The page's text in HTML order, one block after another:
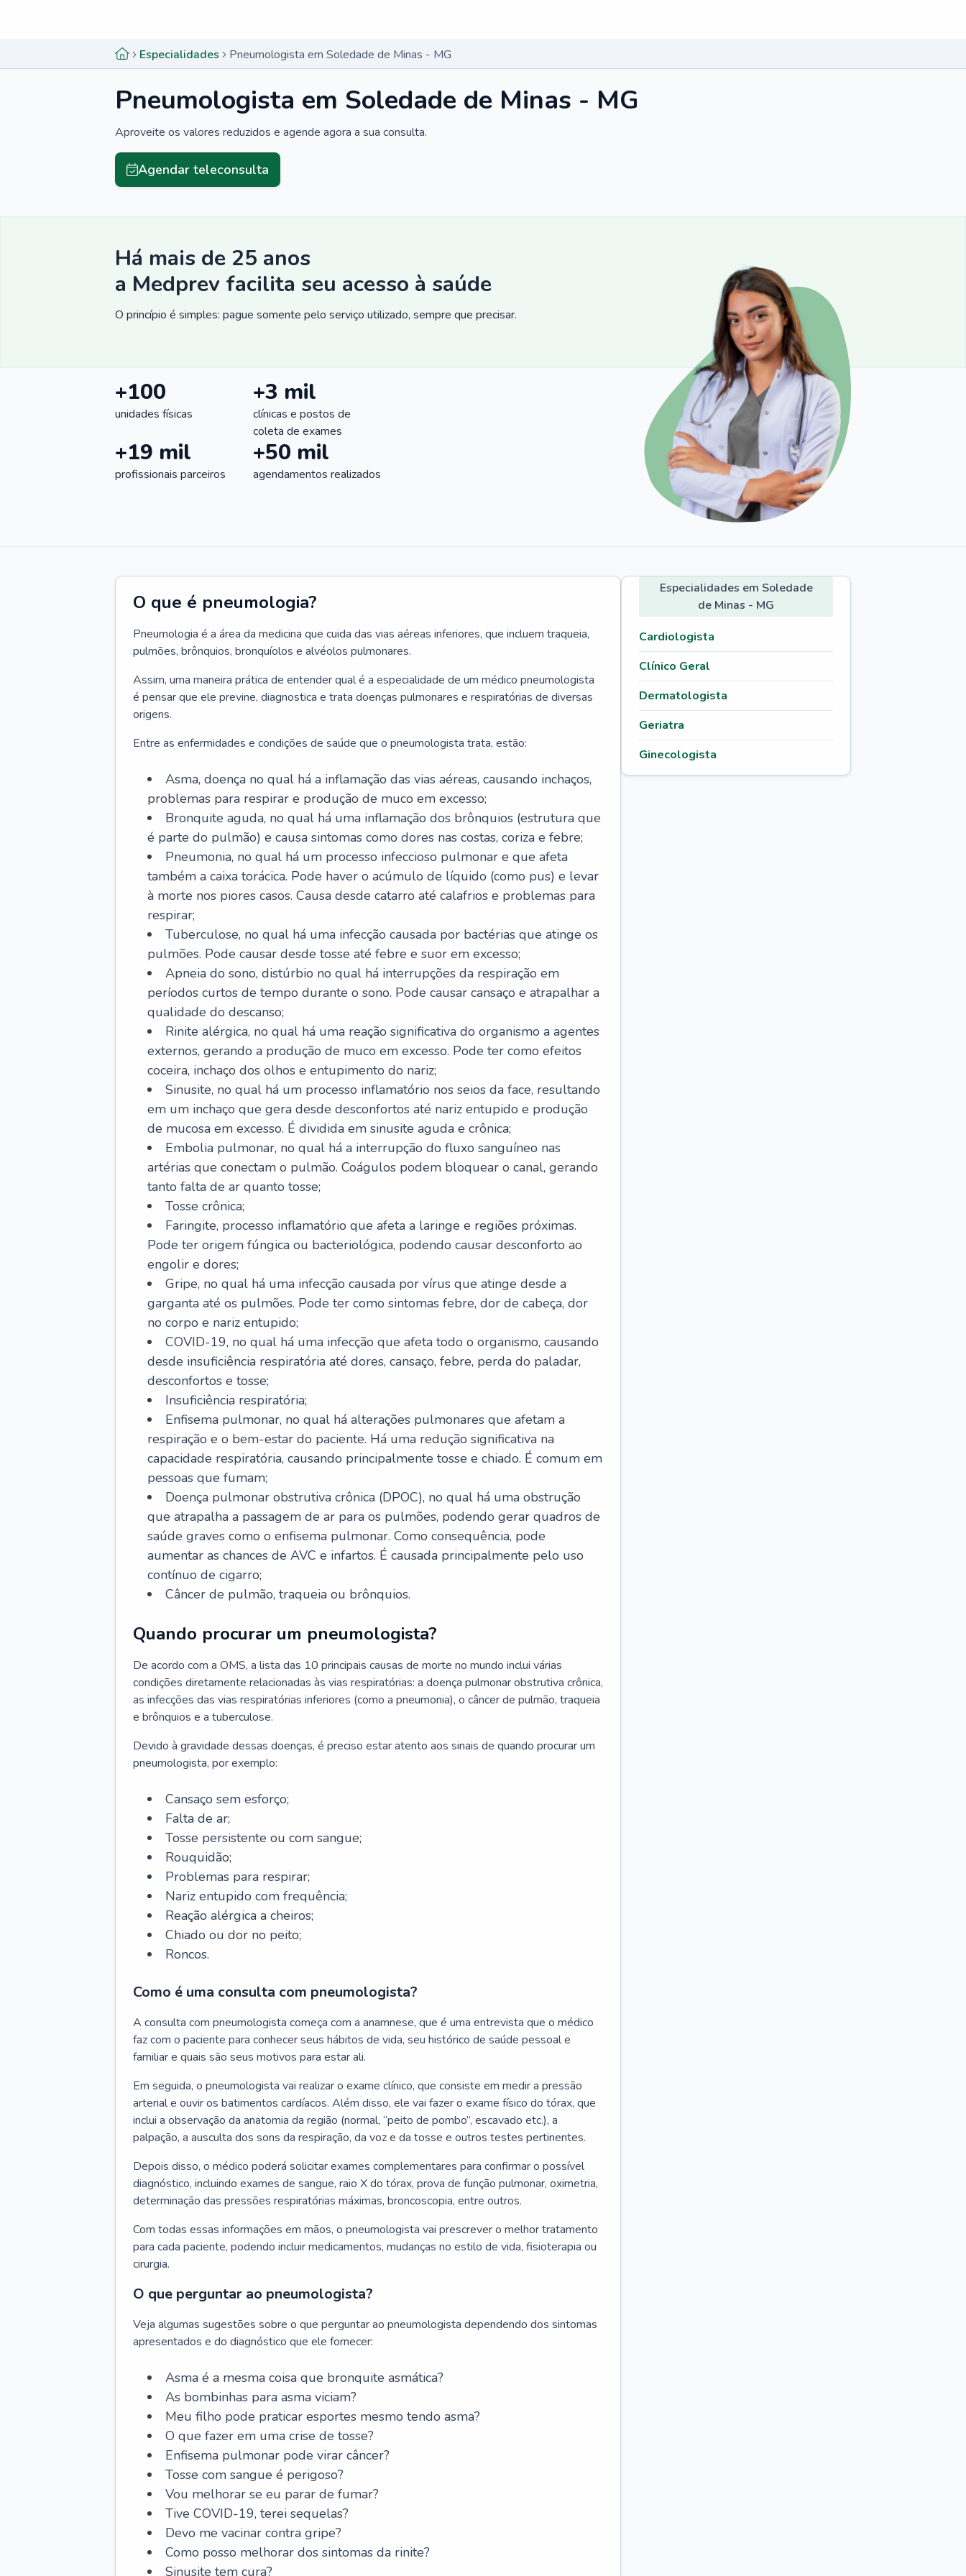
Especialidades Pneumologista em Soledade de Minas - MG
Pneumologista em Soledade de Minas - MG
Aproveite os valores reduzidos e agende agora a sua consulta.
Agendar teleconsulta
Há mais de 25 anos
a Medprev facilita seu acesso à saúde
O princípio é simples: pague somente pelo serviço utilizado, sempre que precisar.
+100
unidades físicas
+3 mil
clínicas e postos de
coleta de exames
+19 mil
profissionais parceiros
+50 mil
agendamentos realizados
O que é pneumologia?
Pneumologia é a área da medicina que cuida das vias aéreas inferiores, que incluem traqueia,
pulmões, brônquios, bronquíolos e alvéolos pulmonares.
Assim, uma maneira prática de entender qual é a especialidade de um médico pneumologista
é pensar que ele previne, diagnostica e trata doenças pulmonares e respiratórias de diversas
origens.
Entre as enfermidades e condições de saúde que o pneumologista trata, estão:
Asma, doença no qual há a inflamação das vias aéreas, causando inchaços,
problemas para respirar e produção de muco em excesso;
Bronquite aguda, no qual há uma inflamação dos brônquios (estrutura que
é parte do pulmão) e causa sintomas como dores nas costas, coriza e febre;
Pneumonia, no qual há um processo infeccioso pulmonar e que afeta
também a caixa torácica. Pode haver o acúmulo de líquido (como pus) e levar
à morte nos piores casos. Causa desde catarro até calafrios e problemas para
respirar;
Tuberculose, no qual há uma infecção causada por bactérias que atinge os
pulmões. Pode causar desde tosse até febre e suor em excesso;
Apneia do sono, distúrbio no qual há interrupções da respiração em
períodos curtos de tempo durante o sono. Pode causar cansaço e atrapalhar a
qualidade do descanso;
Rinite alérgica, no qual há uma reação significativa do organismo a agentes
externos, gerando a produção de muco em excesso. Pode ter como efeitos
coceira, inchaço dos olhos e entupimento do nariz;
Sinusite, no qual há um processo inflamatório nos seios da face, resultando
em um inchaço que gera desde desconfortos até nariz entupido e produção
de mucosa em excesso. É dividida em sinusite aguda e crônica;
Embolia pulmonar, no qual há a interrupção do fluxo sanguíneo nas
artérias que conectam o pulmão. Coágulos podem bloquear o canal, gerando
tanto falta de ar quanto tosse;
Tosse crônica;
Faringite, processo inflamatório que afeta a laringe e regiões próximas.
Pode ter origem fúngica ou bacteriológica, podendo causar desconforto ao
engolir e dores;
Gripe, no qual há uma infecção causada por vírus que atinge desde a
garganta até os pulmões. Pode ter como sintomas febre, dor de cabeça, dor
no corpo e nariz entupido;
COVID-19, no qual há uma infecção que afeta todo o organismo, causando
desde insuficiência respiratória até dores, cansaço, febre, perda do paladar,
desconfortos e tosse;
Insuficiência respiratória;
Enfisema pulmonar, no qual há alterações pulmonares que afetam a
respiração e o bem-estar do paciente. Há uma redução significativa na
capacidade respiratória, causando principalmente tosse e chiado. É comum em
pessoas que fumam;
Doença pulmonar obstrutiva crônica (DPOC), no qual há uma obstrução
que atrapalha a passagem de ar para os pulmões, podendo gerar quadros de
saúde graves como o enfisema pulmonar. Como consequência, pode
aumentar as chances de AVC e infartos. É causada principalmente pelo uso
contínuo de cigarro;
Câncer de pulmão, traqueia ou brônquios.
Quando procurar um pneumologista?
De acordo com a OMS, a lista das 10 principais causas de morte no mundo inclui várias
condições diretamente relacionadas às vias respiratórias: a doença pulmonar obstrutiva crônica,
as infecções das vias respiratórias inferiores (como a pneumonia), o câncer de pulmão, traqueia
e brônquios e a tuberculose.
Devido à gravidade dessas doenças, é preciso estar atento aos sinais de quando procurar um
pneumologista, por exemplo:
Cansaço sem esforço;
Falta de ar;
Tosse persistente ou com sangue;
Rouquidão;
Problemas para respirar;
Nariz entupido com frequência;
Reação alérgica a cheiros;
Chiado ou dor no peito;
Roncos.
Como é uma consulta com pneumologista?
A consulta com pneumologista começa com a anamnese, que é uma entrevista que o médico
faz com o paciente para conhecer seus hábitos de vida, seu histórico de saúde pessoal e
familiar e quais são seus motivos para estar ali.
Em seguida, o pneumologista vai realizar o exame clínico, que consiste em medir a pressão
arterial e ouvir os batimentos cardíacos. Além disso, ele vai fazer o exame físico do tórax, que
inclui a observação da anatomia da região (normal, “peito de pombo”, escavado etc.), a
palpação, a ausculta dos sons da respiração, da voz e da tosse e outros testes pertinentes.
Depois disso, o médico poderá solicitar exames complementares para confirmar o possível
diagnóstico, incluindo exames de sangue, raio X do tórax, prova de função pulmonar, oximetria,
determinação das pressões respiratórias máximas, broncoscopia, entre outros.
Com todas essas informações em mãos, o pneumologista vai prescrever o melhor tratamento
para cada paciente, podendo incluir medicamentos, mudanças no estilo de vida, fisioterapia ou
cirurgia.
O que perguntar ao pneumologista?
Veja algumas sugestões sobre o que perguntar ao pneumologista dependendo dos sintomas
apresentados e do diagnóstico que ele fornecer:
Asma é a mesma coisa que bronquite asmática?
As bombinhas para asma viciam?
Meu filho pode praticar esportes mesmo tendo asma?
O que fazer em uma crise de tosse?
Enfisema pulmonar pode virar câncer?
Tosse com sangue é perigoso?
Vou melhorar se eu parar de fumar?
Tive COVID-19, terei sequelas?
Devo me vacinar contra gripe?
Como posso melhorar dos sintomas da rinite?
Sinusite tem cura?
Especialidades em Soledade
de Minas - MG
Cardiologista
Clínico Geral
Dermatologista
Geriatra
Ginecologista